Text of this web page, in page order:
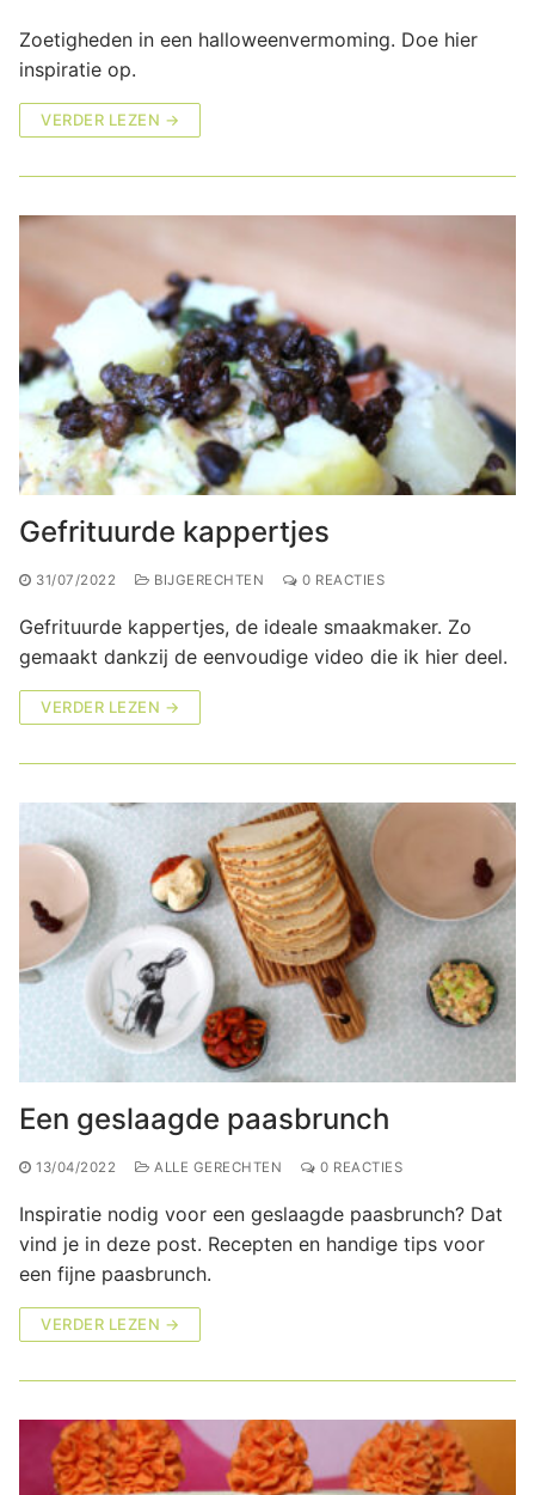
Zoetigheden in een halloweenvermoming. Doe hier
inspiratie op.
VERDER LEZEN →
Gefrituurde kappertjes
31/07/2022 BIJGERECHTEN 0 REACTIES
Gefrituurde kappertjes, de ideale smaakmaker. Zo
gemaakt dankzij de eenvoudige video die ik hier deel.
VERDER LEZEN →
Een geslaagde paasbrunch
13/04/2022 ALLE GERECHTEN 0 REACTIES
Inspiratie nodig voor een geslaagde paasbrunch? Dat
vind je in deze post. Recepten en handige tips voor
een fijne paasbrunch.
VERDER LEZEN →